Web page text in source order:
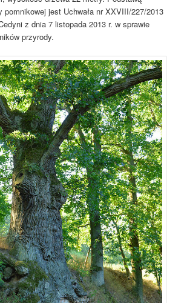
pomnikowej jest Uchwała nr XXVIII/227/2013
z dnia 7 listopada 2013 r. w sprawie
przyrody.